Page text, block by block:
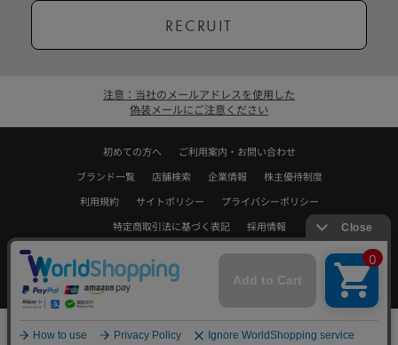
RECRUIT
注意：当社のメールアドレスを使用した
偽装メールにご注意ください
初めての方へ
ご利用案内・お問い合わせ
ブランド一覧
店舗検索 企業情報
株主優待制度
利用規約
サイトポリシー
プライバシーポリシー
特定商取引法に基づく表記
採用情報
Copyrights © WORLD CO.,LTD. All rights reserved.
スマートフォン ｜PC